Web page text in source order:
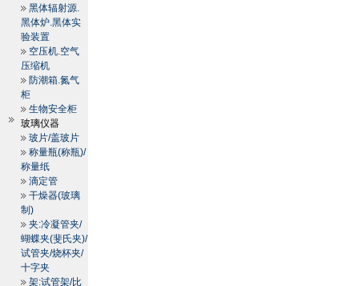
黑体辐射源.
黑体炉.黑体实
验装置
空压机.空气
压缩机
防潮箱.氮气
柜
生物安全柜
玻璃仪器
玻片/盖玻片
称量瓶(称瓶)/
称量纸
滴定管
干燥器(玻璃
制)
夹:冷凝管夹/
蝴蝶夹(斐氏夹)/
试管夹/烧杯夹/
十字夹
架:试管架/比